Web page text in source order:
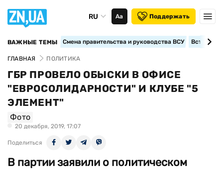
RU Аа Поддержать
ВАЖНЫЕ ТЕМЫ Смена правительства и руководства ВСУ
ГЛАВНАЯ ПОЛИТИКА
ГБР ПРОВЕЛО ОБЫСКИ В ОФИСЕ
"ЕВРОСОЛИДАРНОСТИ" И КЛУБЕ "5
ЭЛЕМЕНТ"
Фото
20 декабря, 2019, 17:07
Поделиться
В партии заявили о политическом